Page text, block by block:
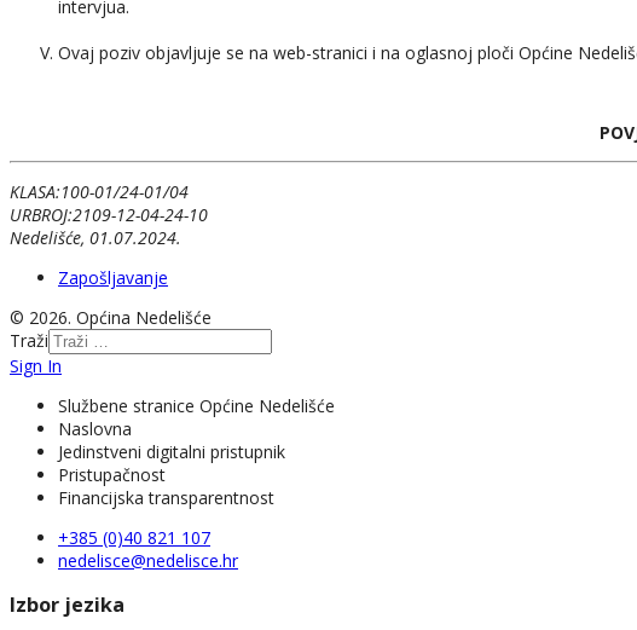
intervjua.
Ovaj poziv objavljuje se na web-stranici i na oglasnoj ploči Općine
KLASA:100-01/24-01/04
URBROJ:2109-12-04-24-10
Nedelišće, 01.07.2024.
Zapošljavanje
© 2026. Općina Nedelišće
Traži
Sign In
Službene stranice Općine Nedelišće
Naslovna
Jedinstveni digitalni pristupnik
Pristupačnost
Financijska transparentnost
+385 (0)40 821 107
nedelisce@nedelisce.hr
Izbor jezika